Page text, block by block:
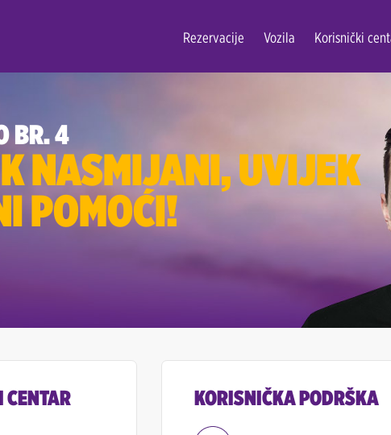
Rezervacije Vozila Korisnički
BR. 4
NASMIJANI, UVIJEK
POMOĆI!
CENTAR KORISNIČKA PODRŠKA